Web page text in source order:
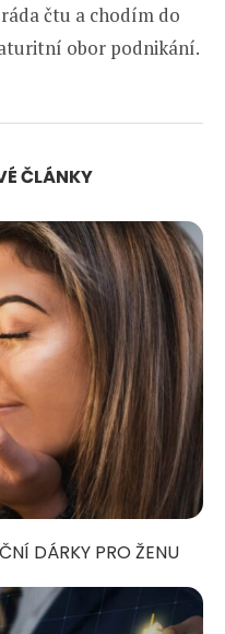
čtu a chodím do
obor podnikání.
ČLÁNKY
DÁRKY PRO ŽENU